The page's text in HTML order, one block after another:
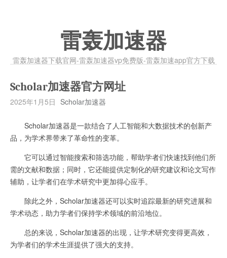
雷轰加速器
雷轰加速器下载官网-雷轰加速器vp免费版-雷轰加速app官方下载
Scholar加速器官方网址
2025年1月5日 Scholar加速器
Scholar加速器是一款结合了人工智能和大数据技术的创新产
品，为学术界带来了革命性的变革。
它可以通过智能搜索和筛选功能，帮助学者们快速找到他们所
需的文献和数据；同时，它还能提供定制化的研究建议和论文写作
辅助，让学者们在学术研究中更加得心应手。
除此之外，Scholar加速器还可以实时追踪最新的研究进展和
学术动态，助力学者们保持学术领域的前沿地位。
总的来说，Scholar加速器的出现，让学术研究变得更高效，
为学者们的学术生涯提供了强大的支持。